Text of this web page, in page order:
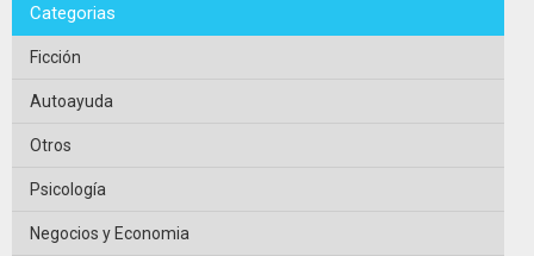
Categorias
Ficción
Autoayuda
Otros
Psicología
Negocios y Economia